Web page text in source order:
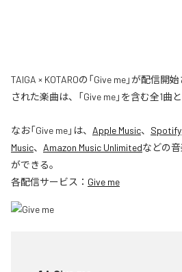
TAIGA × KOTAROの「Give me」が配信
された楽曲は、「Give me」を含む全1曲
なお「Give me」は、 Apple Music、 Spotify
Music、 Amazon Music Unlimitedなどの
ができる。
各配信サービス： Give me